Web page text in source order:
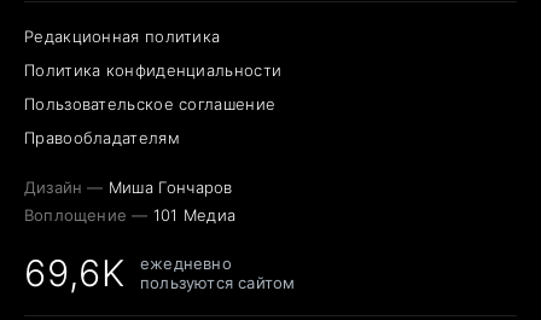
Редакционная политика
Политика конфиденциальности
Пользовательское соглашение
Правообладателям
Дизайн — Миша Гончаров
Воплощение — 101 Медиа
69,6K
ежедневно
пользуются сайтом